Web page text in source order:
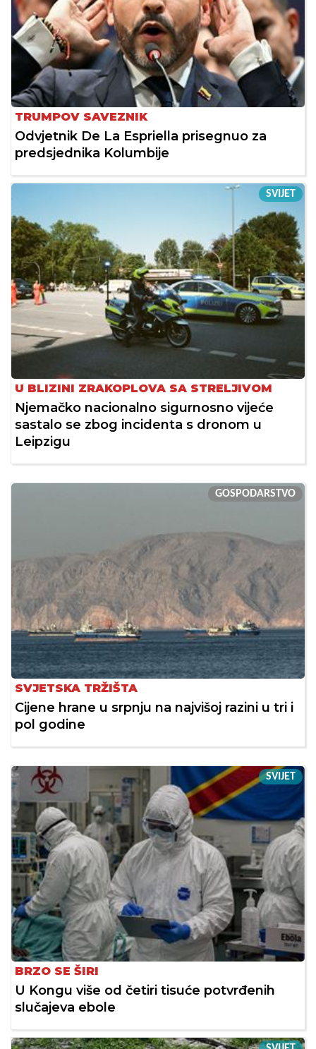
TRUMPOV SAVEZNIK
Odvjetnik De La Espriella prisegnuo za
predsjednika Kolumbije
SVIJET
U BLIZINI ZRAKOPLOVA SA STRELJIVOM
Njemačko nacionalno sigurnosno vijeće
sastalo se zbog incidenta s dronom u
Leipzigu
GOSPODARSTVO
SVJETSKA TRŽIŠTA
Cijene hrane u srpnju na najvišoj razini u tri i
pol godine
SVIJET
BRZO SE ŠIRI
U Kongu više od četiri tisuće potvrđenih
slučajeva ebole